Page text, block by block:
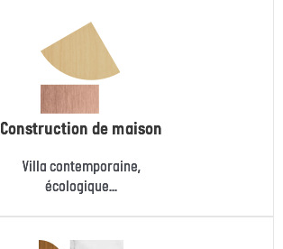
Construction de maison
Villa contemporaine,
écologique...